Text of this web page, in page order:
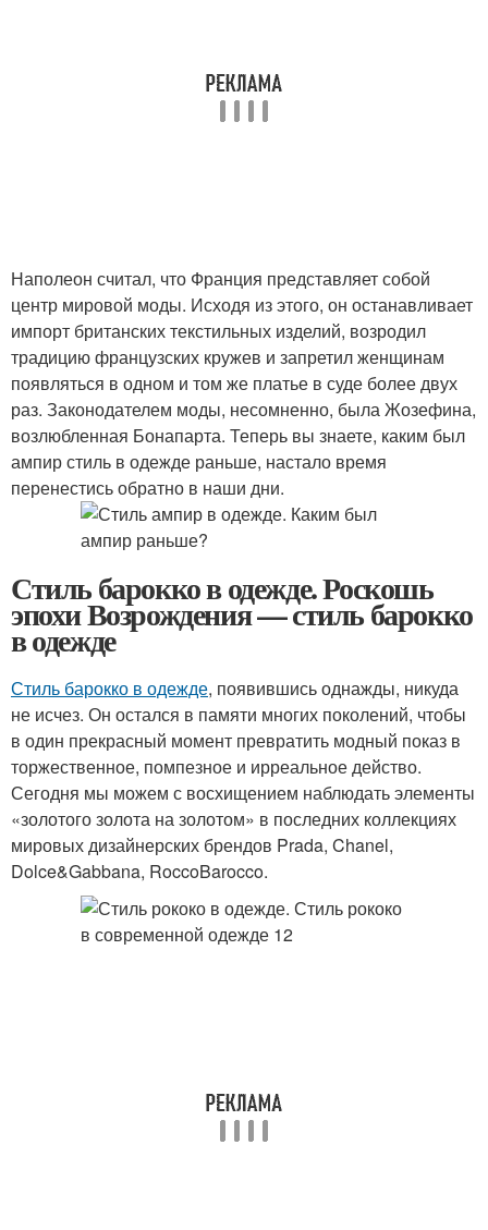
Наполеон считал, что Франция представляет собой
центр мировой моды. Исходя из этого, он останавливает
импорт британских текстильных изделий, возродил
традицию французских кружев и запретил женщинам
появляться в одном и том же платье в суде более двух
раз. Законодателем моды, несомненно, была Жозефина,
возлюбленная Бонапарта. Теперь вы знаете, каким был
ампир стиль в одежде раньше, настало время
перенестись обратно в наши дни.
Стиль барокко в одежде. Роскошь
эпохи Возрождения — стиль барокко
в одежде
Стиль барокко в одежде, появившись однажды, никуда
не исчез. Он остался в памяти многих поколений, чтобы
в один прекрасный момент превратить модный показ в
торжественное, помпезное и ирреальное действо.
Сегодня мы можем с восхищением наблюдать элементы
«золотого золота на золотом» в последних коллекциях
мировых дизайнерских брендов Prada, Chanel,
Dolce&Gabbana, RoccoBarocco.